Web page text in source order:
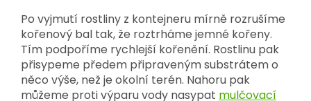
Po vyjmutí rostliny z kontejneru mírně rozrušíme
kořenový bal tak, že roztrháme jemné kořeny.
Tím podpoříme rychlejší kořenění. Rostlinu pak
přisypeme předem připraveným substrátem o
něco výše, než je okolní terén. Nahoru pak
můžeme proti výparu vody nasypat mulčovací